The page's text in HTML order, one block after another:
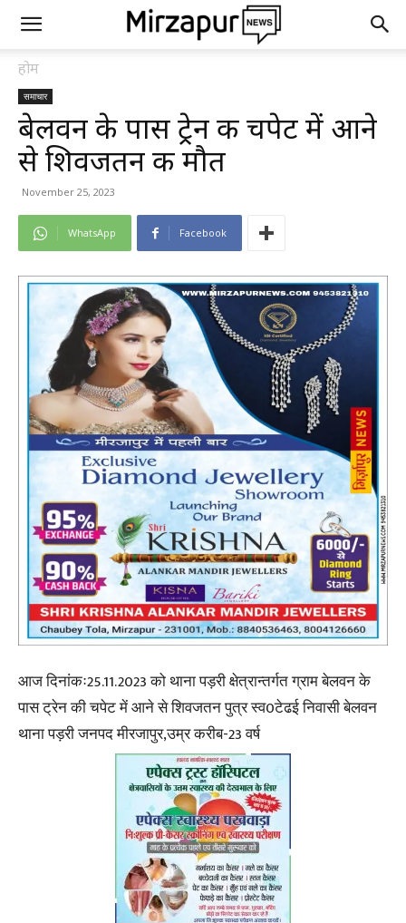
होम
समाचार
बेलवन के पास ट्रेन की चपेट में आने
से शिवजतन की मौत
November 25, 2023
WhatsApp Facebook
आज दिनांकः25.11.2023 को थाना पड़री क्षेत्रान्तर्गत ग्राम बेलवन के
पास ट्रेन की चपेट में आने से शिवजतन पुत्र स्व0टेढई निवासी बेलवन
थाना पड़री जनपद मीरजापुर,उम्र करीब-23 वर्ष